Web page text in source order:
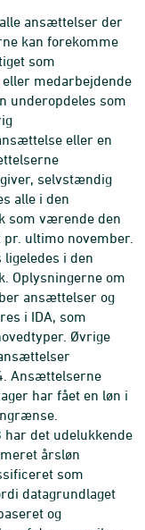
ansættelser der
kan forekomme
som
medarbejdende
underopdeles som
eller en
selvstændig
alle i den
som værende den
ultimo november.
i den
Oplysningerne om
ansættelser og
i IDA, som
Øvrige
Ansættelserne
har fået en løn i
det udelukkende
årsløn
som
datagrundlaget
og